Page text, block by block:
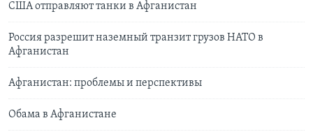
США отправляют танки в Афганистан
Россия разрешит наземный транзит грузов НАТО в
Афганистан
Афганистан: проблемы и перспективы
Обама в Афганистане